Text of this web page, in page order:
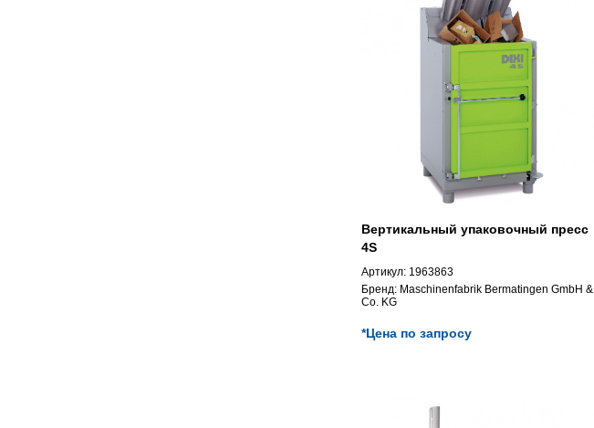
Вертикальный упаковочный пресс
4S
Артикул: 1963863
Бренд: Maschinenfabrik Bermatingen GmbH &
Co. KG
*Цена по запросу